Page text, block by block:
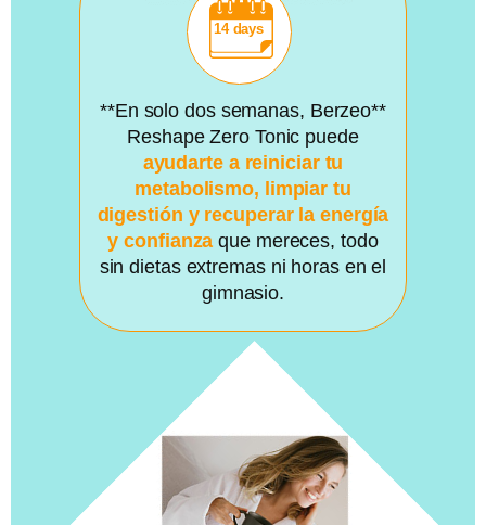
**En solo dos semanas, Berzeo**
Reshape Zero Tonic puede
ayudarte a reiniciar tu
metabolismo, limpiar tu
digestión y recuperar la energía
y confianzaque mereces, todo
sin dietas extremas ni horas en el
gimnasio.